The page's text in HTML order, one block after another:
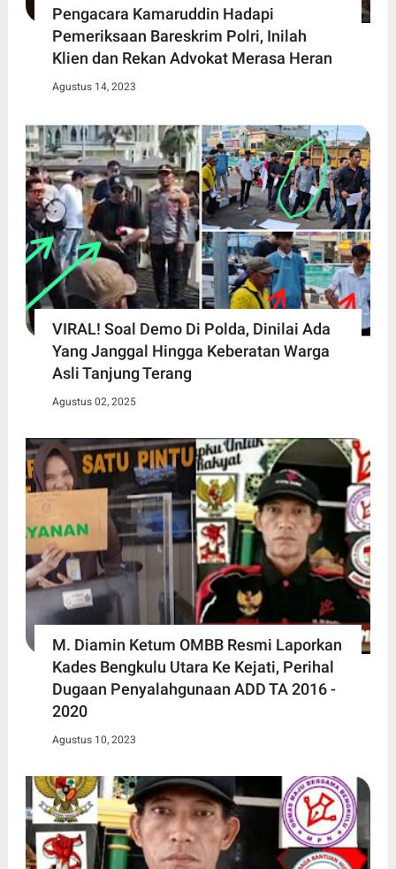
Pengacara Kamaruddin Hadapi
Pemeriksaan Bareskrim Polri, Inilah
Klien dan Rekan Advokat Merasa Heran
Agustus 14, 2023
VIRAL! Soal Demo Di Polda, Dinilai Ada
Yang Janggal Hingga Keberatan Warga
Asli Tanjung Terang
Agustus 02, 2025
M. Diamin Ketum OMBB Resmi Laporkan
Kades Bengkulu Utara Ke Kejati, Perihal
Dugaan Penyalahgunaan ADD TA 2016 -
2020
Agustus 10, 2023